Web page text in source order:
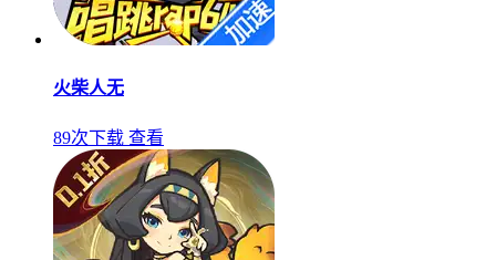
火柴人无
89次下载 查看